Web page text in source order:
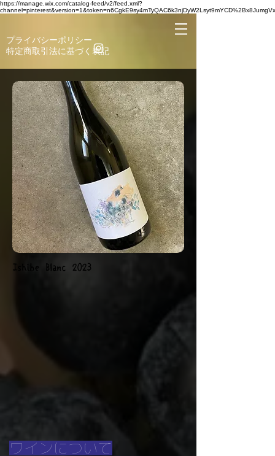
https://manage.wix.com/catalog-feed/v2/feed.xml?
​特定商取引法に基づく表記
​プライバシーポリシー
Ishibe Blanc 2023
ワインについて